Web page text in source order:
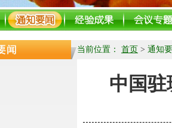
当前位置： 首页 > 通知
中国